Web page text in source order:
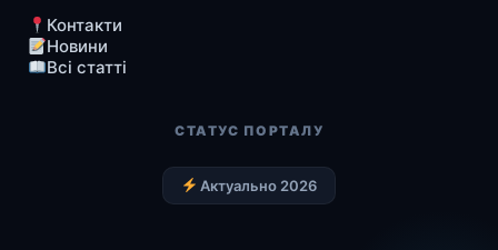
Контакти
Новини
Всі статті
СТАТУС ПОРТАЛУ
Актуально 2026